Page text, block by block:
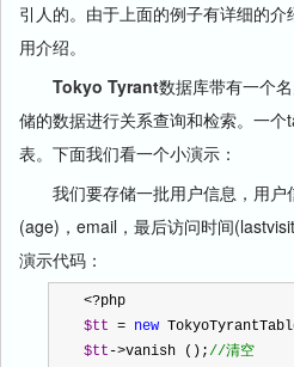
引人的。由于上面的例子有详细的
用介绍。
Tokyo Tyrant数据库带有一个
储的数据进行关系查询和检索。一
表。下面我们看一个小演示：
我们要存储一批用户信息，用户
(age)，email，最后访问时间
演示代码：
<?php
$tt = new
$tt ->vanish ();//清空